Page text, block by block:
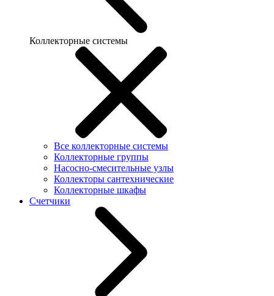
Коллекторные системы
Все коллекторные системы
Коллекторные группы
Насосно-смесительные узлы
Коллекторы сантехнические
Коллекторные шкафы
Счетчики